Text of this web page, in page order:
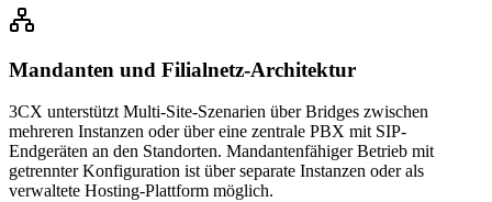
Mandanten und Filialnetz-Architektur
3CX unterstützt Multi-Site-Szenarien über Bridges zwischen
mehreren Instanzen oder über eine zentrale PBX mit SIP-
Endgeräten an den Standorten. Mandantenfähiger Betrieb mit
getrennter Konfiguration ist über separate Instanzen oder als
verwaltete Hosting-Plattform möglich.